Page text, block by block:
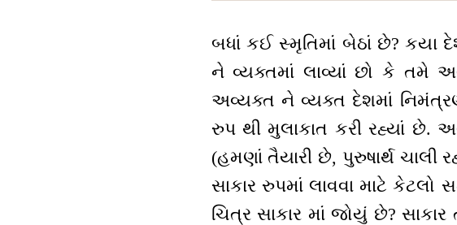
બધાં કઈ સ્મૃતિમાં બેઠાં છે? કયા
ને વ્યક્તમાં લાવ્યાં છો કે તમે
અવ્યક્ત ને વ્યક્ત દેશમાં
રુપ થી મુલાકાત કરી રહ્યાં છે.
(હમણાં તૈયારી છે, પુરુષાર્થ
સાકાર રુપમાં લાવવા માટે
ચિત્ર સાકાર માં જોયું છે?